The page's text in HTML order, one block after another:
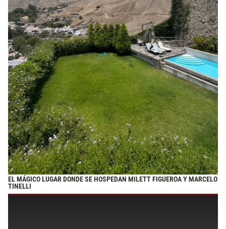
EL MÁGICO LUGAR DONDE SE HOSPEDAN MILETT FIGUEROA Y MARCELO
TINELLI